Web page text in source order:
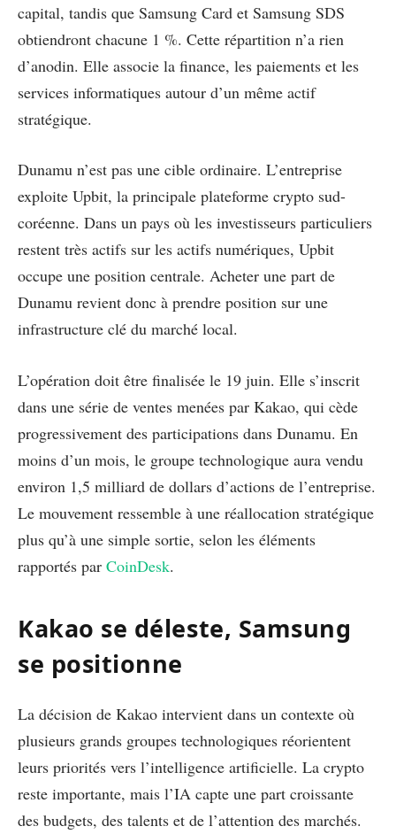
capital, tandis que Samsung Card et Samsung SDS
obtiendront chacune 1 %. Cette répartition n’a rien
d’anodin. Elle associe la finance, les paiements et les
services informatiques autour d’un même actif
stratégique.
Dunamu n’est pas une cible ordinaire. L’entreprise
exploite Upbit, la principale plateforme crypto sud-
coréenne. Dans un pays où les investisseurs particuliers
restent très actifs sur les actifs numériques, Upbit
occupe une position centrale. Acheter une part de
Dunamu revient donc à prendre position sur une
infrastructure clé du marché local.
L’opération doit être finalisée le 19 juin. Elle s’inscrit
dans une série de ventes menées par Kakao, qui cède
progressivement des participations dans Dunamu. En
moins d’un mois, le groupe technologique aura vendu
environ 1,5 milliard de dollars d’actions de l’entreprise.
Le mouvement ressemble à une réallocation stratégique
plus qu’à une simple sortie, selon les éléments
rapportés par CoinDesk.
Kakao se déleste, Samsung
se positionne
La décision de Kakao intervient dans un contexte où
plusieurs grands groupes technologiques réorientent
leurs priorités vers l’intelligence artificielle. La crypto
reste importante, mais l’IA capte une part croissante
des budgets, des talents et de l’attention des marchés.